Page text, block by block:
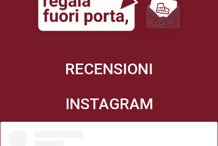
RECENSIONI
INSTAGRAM